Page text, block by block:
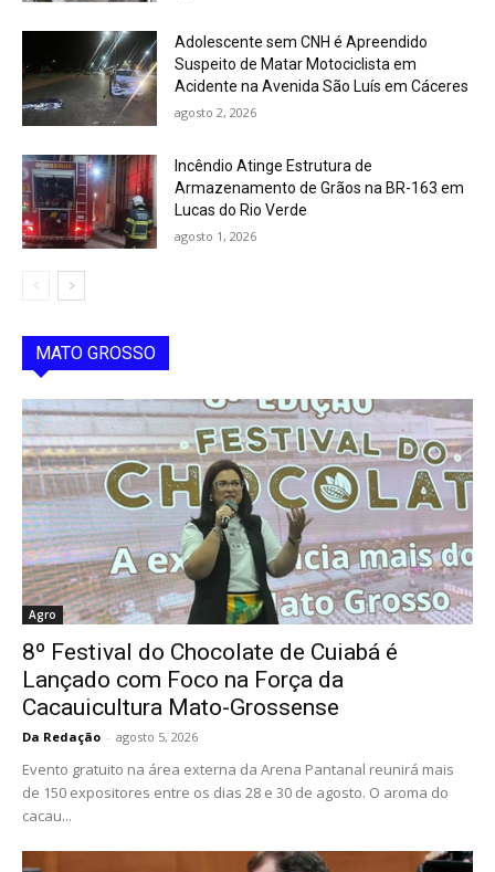
Adolescente sem CNH é Apreendido
Suspeito de Matar Motociclista em
Acidente na Avenida São Luís em Cáceres
agosto 2, 2026
Incêndio Atinge Estrutura de
Armazenamento de Grãos na BR-163 em
Lucas do Rio Verde
agosto 1, 2026
MATO GROSSO
Agro
8º Festival do Chocolate de Cuiabá é
Lançado com Foco na Força da
Cacauicultura Mato-Grossense
Da Redação - agosto 5, 2026
Evento gratuito na área externa da Arena Pantanal reunirá mais
de 150 expositores entre os dias 28 e 30 de agosto. O aroma do
cacau...